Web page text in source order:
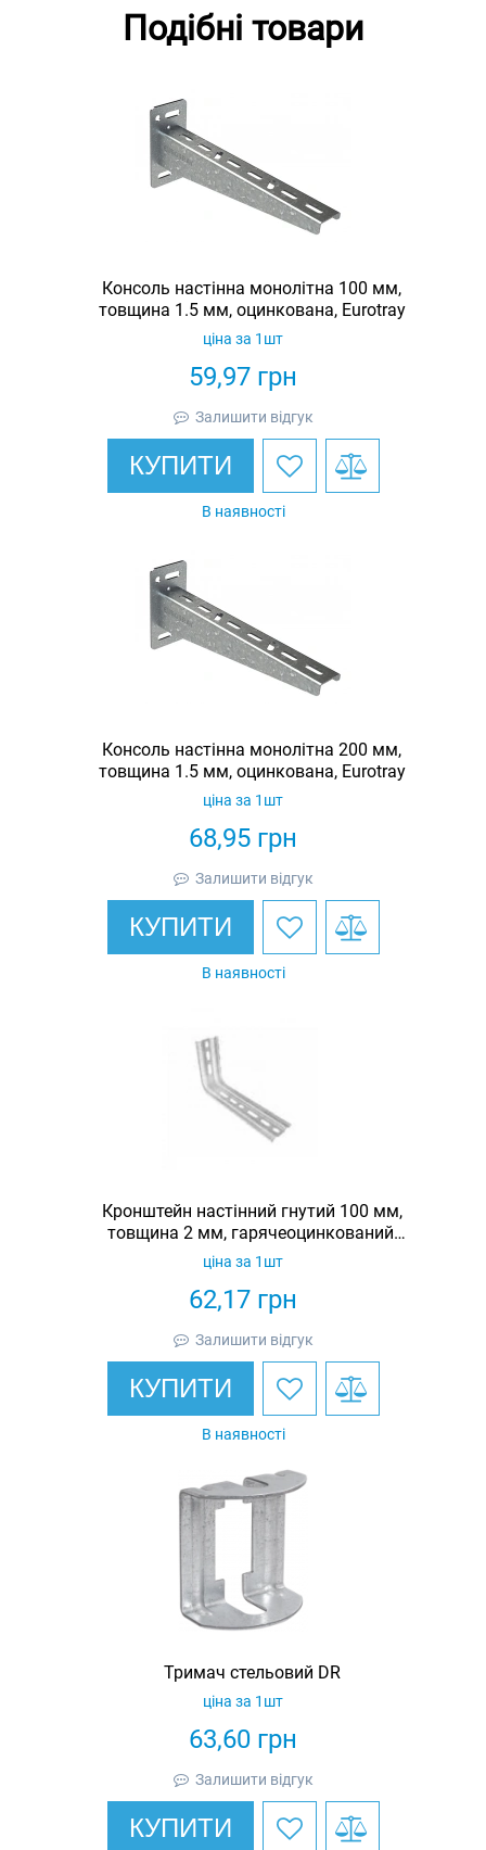
Подібні товари
Консоль настінна монолітна 100 мм,
товщина 1.5 мм, оцинкована, Eurotray
59,97 грн
ціна за 1шт
Залишити відгук
КУПИТИ
В наявності
Консоль настінна монолітна 200 мм,
товщина 1.5 мм, оцинкована, Eurotray
68,95 грн
ціна за 1шт
Залишити відгук
КУПИТИ
В наявності
Кронштейн настінний гнутий 100 мм,
товщина 2 мм, гарячеоцинкований,
Eurotray
62,17 грн
ціна за 1шт
Залишити відгук
КУПИТИ
В наявності
Тримач стельовий DR
63,60 грн
ціна за 1шт
Залишити відгук
КУПИТИ